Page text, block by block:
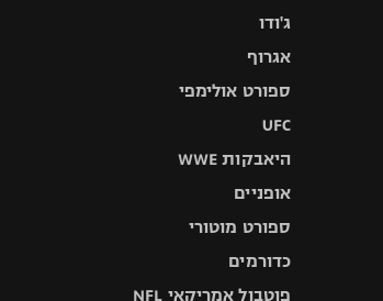
ג'ודו
אגרוף
ספורט אולימפי
UFC
היאבקות WWE
אופניים
ספורט מוטורי
כדורמים
פוטבול אמריקאי NFL